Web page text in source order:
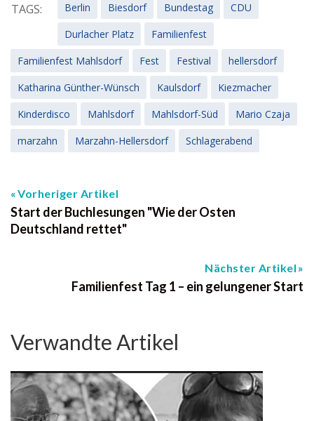
TAGS: Berlin Biesdorf Bundestag
CDU
Durlacher Platz
Familienfest
Familienfest Mahlsdorf
Fest Festival
hellersdorf
Katharina Günther-Wünsch
Kaulsdorf
Kiezmacher
Kinderdisco
Mahlsdorf Mahlsdorf-Süd
Mario Czaja
marzahn
Marzahn-Hellersdorf Schlagerabend
Vorheriger Artikel
Start der Buchlesungen "Wie der Osten
Deutschland rettet"
Nächster Artikel
Familienfest Tag 1 – ein gelungener Start
Verwandte Artikel